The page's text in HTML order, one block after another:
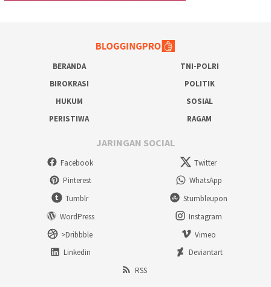
BERANDA
TNI-POLRI
BIROKRASI
POLITIK
HUKUM
SOSIAL
PERISTIWA
RAGAM
JARINGAN SOCIAL
Facebook
Twitter
Pinterest
WhatsApp
Tumblr
Stumbleupon
WordPress
Instagram
>Dribbble
Vimeo
Linkedin
Deviantart
RSS